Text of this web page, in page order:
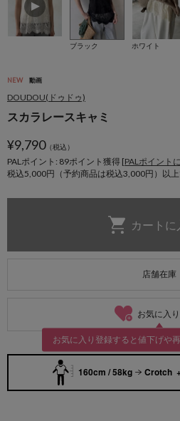
ブラック ホワイト
NEW 動画
DOUDOU(ドゥドゥ)
スカラレースキャミ
¥9,790（税込）
PALポイント: 89ポイント獲得 [PALポイント
税込5,000円（予約商品は税込3,000円）以
店舗在庫
お気に入
お気に入り登録すると値下げや
160cm / 58kg Crotch